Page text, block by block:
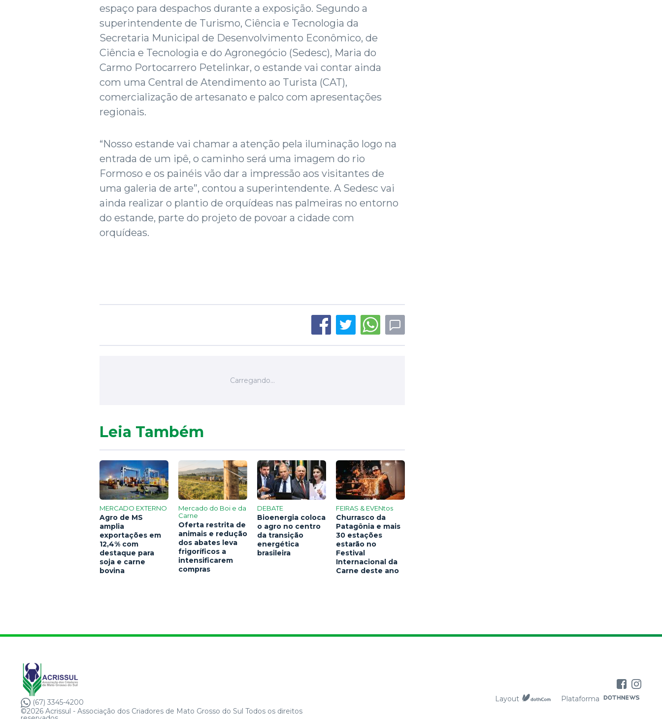
espaço para despachos durante a exposição. Segundo a
superintendente de Turismo, Ciência e Tecnologia da
Secretaria Municipal de Desenvolvimento Econômico, de
Ciência e Tecnologia e do Agronegócio (Sedesc), Maria do
Carmo Portocarrero Petelinkar, o estande vai contar ainda
com uma Central de Atendimento ao Turista (CAT),
comercialização de artesanato e palco com apresentações
regionais.
“Nosso estande vai chamar a atenção pela iluminação logo na
entrada de um ipê, o caminho será uma imagem do rio
Formoso e os painéis vão dar a impressão aos visitantes de
uma galeria de arte”, contou a superintendente. A Sedesc vai
ainda realizar o plantio de orquídeas nas palmeiras no entorno
do estande, parte do projeto de povoar a cidade com
orquídeas.
Leia Também
MERCADO EXTERNO
Agro de MS
amplia
exportações em
12,4% com
destaque para
soja e carne
bovina
Mercado do Boi e da
Carne
Oferta restrita de
animais e redução
dos abates leva
frigoríficos a
intensificarem
compras
DEBATE
Bioenergia coloca
o agro no centro
da transição
energética
brasileira
FEIRAS & EVENtos
Churrasco da
Patagônia e mais
30 estações
estarão no
Festival
Internacional da
Carne deste ano
(67) 3345-4200
©2026 Acrissul - Associação dos Criadores de Mato Grosso do Sul Todos os direitos
Layout Plataforma